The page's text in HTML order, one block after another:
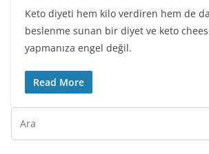
Keto diyeti hem kilo verdiren hem de
beslenme sunan bir diyet ve keto
yapmanıza engel değil.
Read More